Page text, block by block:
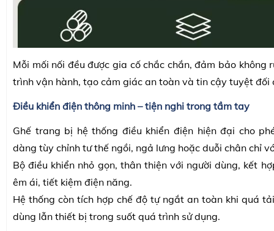
Mỗi mối nối đều được gia cố chắc chắn, đảm bảo không
trình vận hành, tạo cảm giác an toàn và tin cậy tuyệt đối
Điều khiển điện thông minh – tiện nghi trong tầm tay
Ghế trang bị hệ thống điều khiển điện hiện đại cho
dàng tùy chỉnh tư thế ngồi, ngả lưng hoặc duỗi chân chỉ
Bộ điều khiển nhỏ gọn, thân thiện với người dùng, kết
êm ái, tiết kiệm điện năng.
Hệ thống còn tích hợp chế độ tự ngắt an toàn khi quá
dùng lẫn thiết bị trong suốt quá trình sử dụng.